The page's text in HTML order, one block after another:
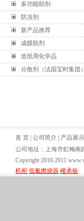
多功能助剂
防冻剂
新产品推荐
成膜助剂
造纸用化学品
分散剂（法国宝时集团）
首 页 公司简介 产品展示
公司地址：上海市虹梅南
Copyright 2010-2011
机柜 低氮燃烧器 楼承板